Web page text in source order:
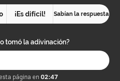
¡Es difícil! Sabían la respuesta
tomó la adivinación?
página en 02:47